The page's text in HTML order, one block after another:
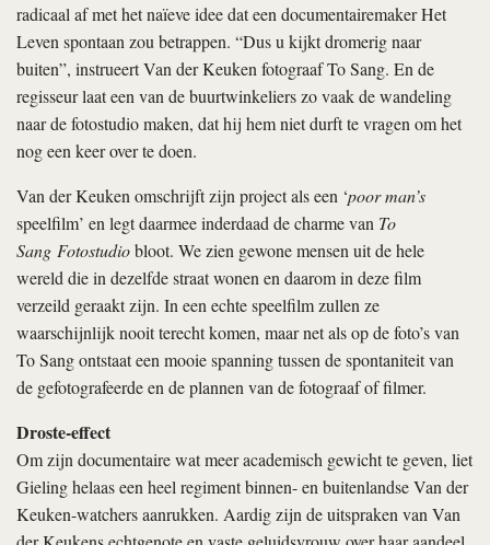
radicaal af met het naïeve idee dat een documentairemaker Het
Leven spontaan zou betrappen. “Dus u kijkt dromerig naar
buiten”, instrueert Van der Keuken fotograaf To Sang. En de
regisseur laat een van de buurtwinkeliers zo vaak de wandeling
naar de fotostudio maken, dat hij hem niet durft te vragen om het
nog een keer over te doen.
Van der Keuken omschrijft zijn project als een ‘poor man’s
speelfilm’ en legt daarmee inderdaad de charme van To
Sang Fotostudiobloot. We zien gewone mensen uit de hele
wereld die in dezelfde straat wonen en daarom in deze film
verzeild geraakt zijn. In een echte speelfilm zullen ze
waarschijnlijk nooit terecht komen, maar net als op de foto’s van
To Sang ontstaat een mooie spanning tussen de spontaniteit van
de gefotografeerde en de plannen van de fotograaf of filmer.
Droste-effect
Om zijn documentaire wat meer academisch gewicht te geven, liet
Gieling helaas een heel regiment binnen- en buitenlandse Van der
Keuken-watchers aanrukken. Aardig zijn de uitspraken van Van